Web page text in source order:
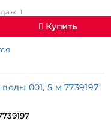
1
Купить
001, 5 м 7739197